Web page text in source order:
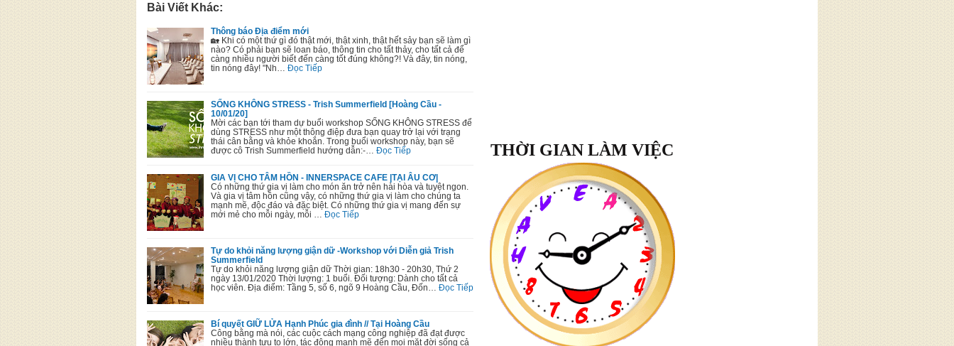
Bài Viết Khác:
Thông báo Địa điểm mới
🏡 Khi có một thứ gì đó thật mới, thật xinh, thật hết sảy bạn sẽ làm gì
nào? Có phải bạn sẽ loan báo, thông tin cho tất thảy, cho tất cả để
càng nhiều người biết đến càng tốt đúng không?! Và đây, tin nóng,
tin nóng đây! "Nh…
Đọc Tiếp
SỐNG KHÔNG STRESS - Trish Summerfield [Hoàng Cầu -
10/01/20]
Mời các bạn tới tham dự buổi workshop SỐNG KHÔNG STRESS để
dùng STRESS như một thông điệp đưa bạn quay trở lại với trạng
thái cân bằng và khỏe khoắn. Trong buổi workshop này, bạn sẽ
được cô Trish Summerfield hướng dẫn:-…
Đọc Tiếp
GIA VỊ CHO TÂM HỒN - INNERSPACE CAFE |TẠI ÂU CƠ|
Có những thứ gia vị làm cho món ăn trở nên hài hòa và tuyệt ngon.
Và gia vị tâm hồn cũng vậy, có những thứ gia vị làm cho chúng ta
mạnh mẽ, độc đáo và đặc biệt. Có những thứ gia vị mang đến sự
mới mẻ cho mỗi ngày, mỗi …
Đọc Tiếp
Tự do khỏi năng lượng giận dữ -Workshop với Diễn giả Trish
Summerfield
Tự do khỏi năng lượng giận dữ Thời gian: 18h30 - 20h30, Thứ 2
ngày 13/01/2020 Thời lượng: 1 buổi. Đối tượng: Dành cho tất cả
học viên. Địa điểm: Tầng 5, số 6, ngõ 9 Hoàng Cầu, Đốn…
Đọc Tiếp
Bí quyết GIỮ LỬA Hạnh Phúc gia đình // Tại Hoàng Cầu
Công bằng mà nói, các cuộc cách mạng công nghiệp đã đạt được
nhiều thành tựu to lớn, tác động mạnh mẽ đến mọi mặt đời sống cả
Lớp Học:
Quý Trọng Bản Thân
"Sau khoá học
Quý Trọng Bản Thântôi
nhận biết được giá trị của bản thân. Hàng
ngày tôi tự cười tươi với mình và thường
xuyên tự nhắc nhở với chính mình về những
giá trị mình có. Đã bắt đầu biết kiềm chế giận
THỜI GIAN LÀM VIỆC